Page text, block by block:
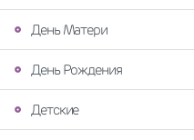
День Матери
День Рождения
Детские